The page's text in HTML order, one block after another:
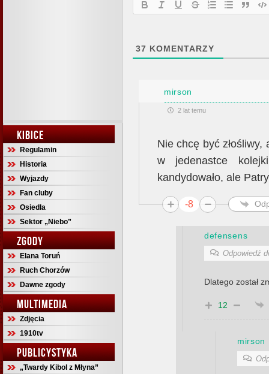
KIBICE
Regulamin
Historia
Wyjazdy
Fan cluby
Osiedla
Sektor „Niebo”
ZGODY
Elana Toruń
Ruch Chorzów
Dawne zgody
MULTIMEDIA
Zdjęcia
1910tv
PUBLICYSTYKA
„Twardy Kibol z Młyna”
37 KOMENTARZY
mirson
2 lat temu
Nie chcę być
w jedenastce
kandydowało, ale
-8
defensens
Odpowiedź
Dlatego został
12
mirson